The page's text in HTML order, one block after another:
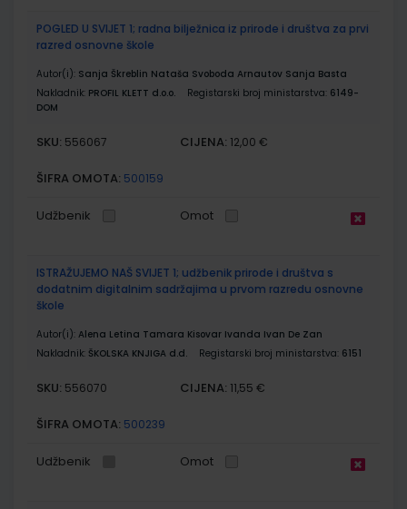
POGLED U SVIJET 1; radna bilježnica iz prirode i društva za prvi
razred osnovne škole
Autor(i): Sanja Škreblin Nataša Svoboda Arnautov Sanja Basta
Nakladnik: PROFIL KLETT d.o.o. Registarski broj ministarstva: 6149-
DOM
SKU: 556067 CIJENA: 12,00 €
ŠIFRA OMOTA: 500159
Udžbenik Omot
ISTRAŽUJEMO NAŠ SVIJET 1; udžbenik prirode i društva s
dodatnim digitalnim sadržajima u prvom razredu osnovne
škole
Autor(i): Alena Letina Tamara Kisovar Ivanda Ivan De Zan
Nakladnik: ŠKOLSKA KNJIGA d.d. Registarski broj ministarstva: 6151
SKU: 556070 CIJENA: 11,55 €
ŠIFRA OMOTA: 500239
Udžbenik Omot